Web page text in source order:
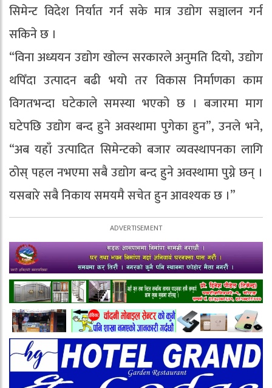
सिमेन्ट विदेश निर्यात गर्न सके मात्र उद्योग सञ्चालन गर्न
सकिने छ ।
“विना अध्ययन उद्योग खोल्न सरकारले अनुमति दियो, उद्योग
थपिँदा उत्पादन बढी भयो तर विकास निर्माणका काम
विगतभन्दा घटेकाले समस्या भएको छ । बजारमा माग
घटेपछि उद्योग बन्द हुने अवस्थामा पुगेका हुन”, उनले भने,
“अब यहाँ उत्पादित सिमेन्टको बजार व्यवस्थापनका लागि
ठोस् पहल नभएमा सबै उद्योग बन्द हुने अवस्थामा पुग्ने छन् ।
यसबारे सबै निकाय समयमै सचेत हुन आवश्यक छ ।”